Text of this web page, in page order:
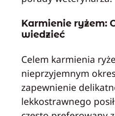
Karmienie ryżem:
wiedzieć
Celem karmienia
nieprzyjemnym
zapewnienie
lekkostrawnego